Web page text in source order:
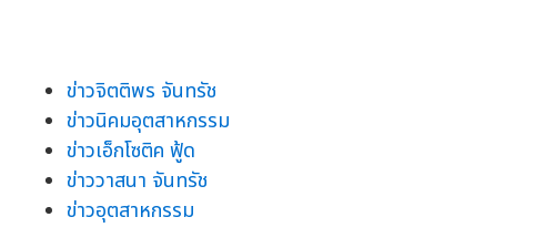
ข่าวจิตติพร จันทรัช
ข่าวนิคมอุตสาหกรรม
ข่าวเอ็กโซติค ฟู้ด
ข่าววาสนา จันทรัช
ข่าวอุตสาหกรรม